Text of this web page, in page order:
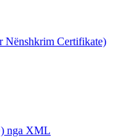
Nënshkrim Certifikate)
nga XML